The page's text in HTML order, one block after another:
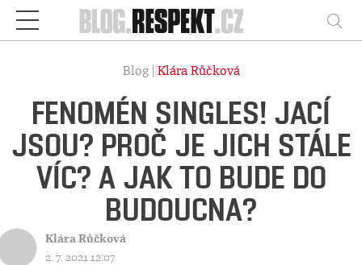
Respekt
Blog | Klára Růčková
FENOMÉN SINGLES! JACÍ
JSOU? PROČ JE JICH STÁLE
VÍC? A JAK TO BUDE DO
BUDOUCNA?
Klára Růčková
2. 7. 2021 12:07